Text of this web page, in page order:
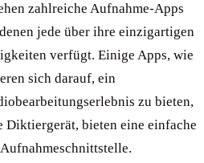
zahlreiche Aufnahme-Apps
jede über ihre einzigartigen
verfügt. Einige Apps, wie
sich darauf, ein
zu bieten,
Diktiergerät, bieten eine einfache